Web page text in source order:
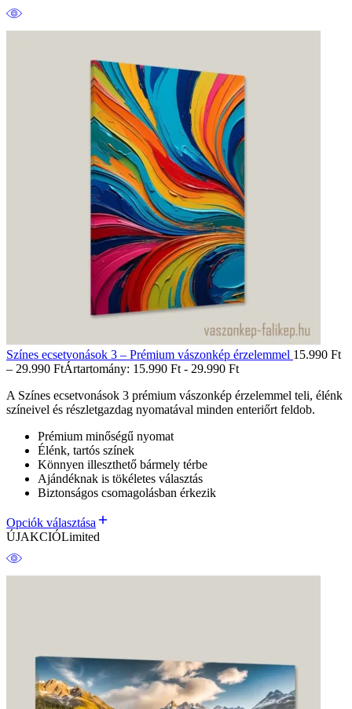
Színes ecsetvonások 3 – Prémium vászonkép érzelemmel 15.990 Ft
– 29.990 FtÁrtartomány: 15.990 Ft - 29.990 Ft
A Színes ecsetvonások 3 prémium vászonkép érzelemmel teli, élénk
színeivel és részletgazdag nyomatával minden enteriőrt feldob.
Prémium minőségű nyomat
Élénk, tartós színek
Könnyen illeszthető bármely térbe
Ajándéknak is tökéletes választás
Biztonságos csomagolásban érkezik
Opciók választása
ÚJAKCIÓLimited